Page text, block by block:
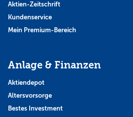
Aktien-Zeitschrift
Kundenservice
Mein Premium-Bereich
Anlage & Finanzen
Aktiendepot
Altersvorsorge
Bestes Investment